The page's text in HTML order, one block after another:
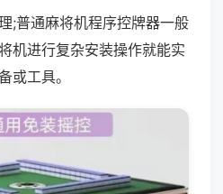
;普通麻将机程序控牌器一般
机进行复杂安装操作就能实
或工具。